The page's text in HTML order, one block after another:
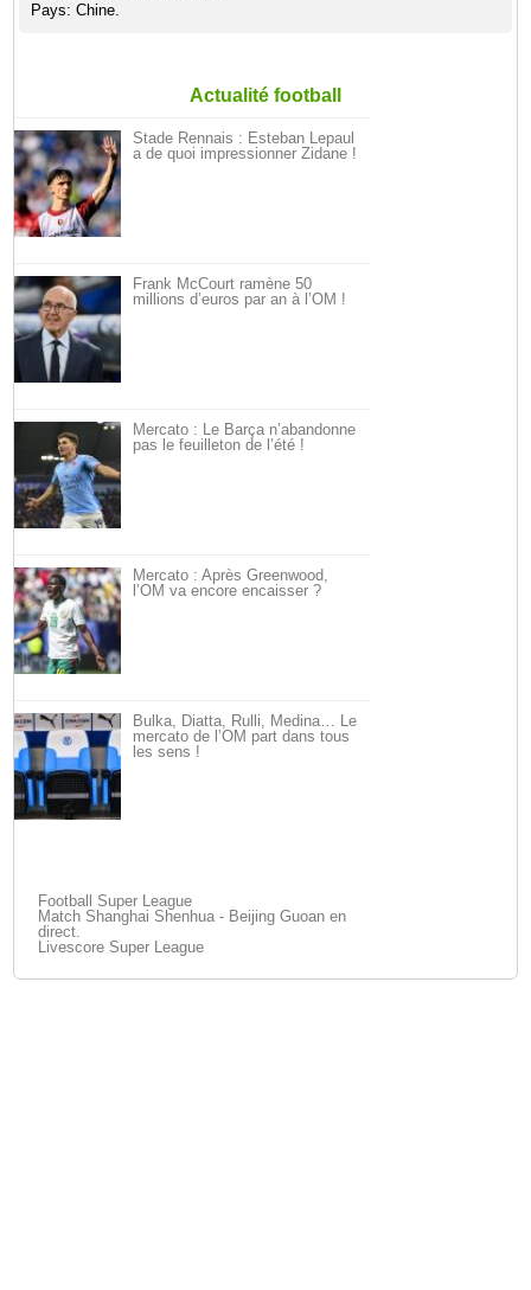
Pays: Chine.
Actualité football
Stade Rennais : Esteban Lepaul
a de quoi impressionner Zidane !
Frank McCourt ramène 50
millions d’euros par an à l’OM !
Mercato : Le Barça n’abandonne
pas le feuilleton de l’été !
Mercato : Après Greenwood,
l’OM va encore encaisser ?
Bulka, Diatta, Rulli, Medina… Le
mercato de l’OM part dans tous
les sens !
Football Super League
Match Shanghai Shenhua - Beijing Guoan en
direct.
Livescore Super League